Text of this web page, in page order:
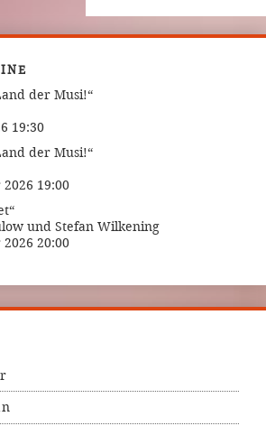
der Musi!“
19:30
der Musi!“
19:00
und Stefan Wilkening
20:00